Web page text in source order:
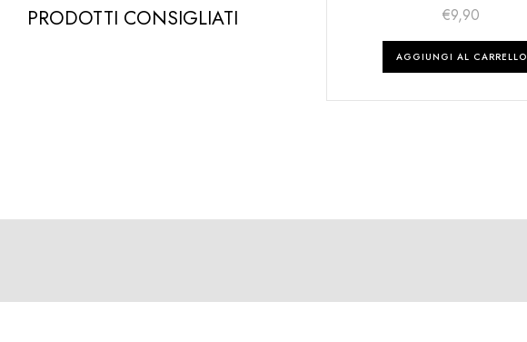
PRODOTTI CONSIGLIATI €9,90
AGGIUNGI AL CARRELLO